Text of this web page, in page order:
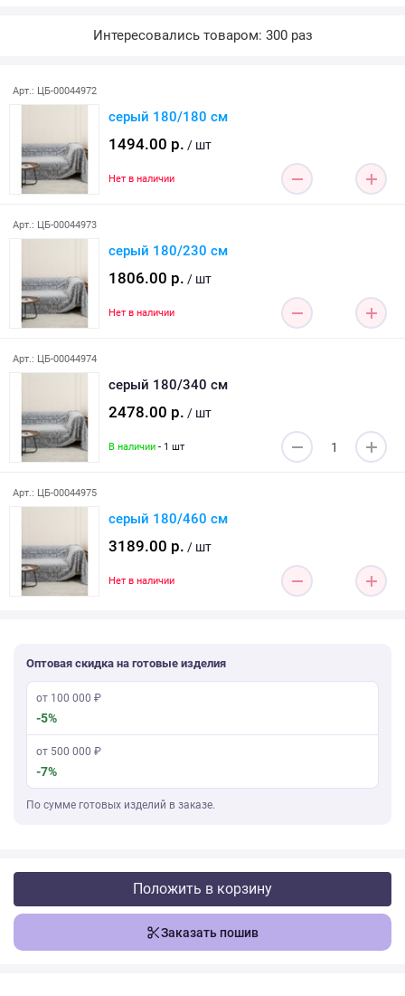
Интересовались товаром: 300 раз
Арт.: ЦБ-00044972
серый 180/180 см
1494.00 р. / шт
Нет в наличии
Арт.: ЦБ-00044973
серый 180/230 см
1806.00 р. / шт
Нет в наличии
Арт.: ЦБ-00044974
серый 180/340 см
2478.00 р. / шт
В наличии - 1 шт
Арт.: ЦБ-00044975
серый 180/460 см
3189.00 р. / шт
Нет в наличии
Оптовая скидка на готовые изделия
от 100 000 ₽
-5%
от 500 000 ₽
-7%
По сумме готовых изделий в заказе.
Положить в корзину
Заказать пошив